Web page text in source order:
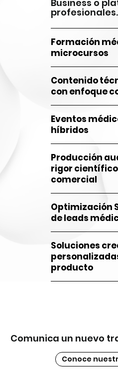
Comunica un nuevo
Conoce
Business o
profesionales.
Formación
microcursos
Contenido
con enfoque
Eventos
híbridos
Producción
rigor
comercial
Optimización
de leads
Soluciones
producto